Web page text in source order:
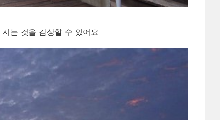
는 것을 감상할 수 있어요